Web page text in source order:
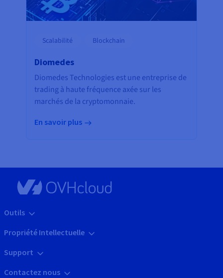
Scalabilité Blockchain
Diomedes
Diomedes Technologies est une entreprise de
trading à haute fréquence axée sur les
marchés de la cryptomonnaie.
En savoir plus
Outils
Propriété Intellectuelle
Support
Contactez nous